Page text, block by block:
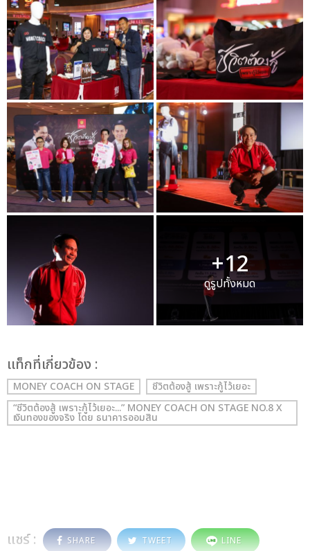
+12
ดูรูปทั้งหมด
เเท็กที่เกี่ยวข้อง :
MONEY COACH ON STAGE
ชีวิตต้องสู้ เพราะกู้ไว้เยอะ
“ชีวิตต้องสู้ เพราะกู้ไว้เยอะ...” MONEY COACH ON STAGE NO.8 X
เงินทองของจริง โดย ธนาคารออมสิน
แชร์ : SHARE TWEET LINE